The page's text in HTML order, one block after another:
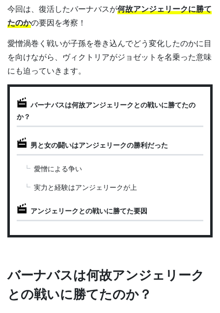
今回は、復活したバーナバスが何故アンジェリークに勝て
たのかの要因を考察！
愛憎渦巻く戦いが子孫を巻き込んでどう変化したのかに目
を向けながら、ヴィクトリアがジョゼットを名乗った意味
にも迫っていきます。
バーナバスは何故アンジェリークとの戦いに勝てたの
か？
男と女の闘いはアンジェリークの勝利だった
愛憎による争い
実力と経験はアンジェリークが上
アンジェリークとの戦いに勝てた要因
バーナバスは何故アンジェリーク
との戦いに勝てたのか？